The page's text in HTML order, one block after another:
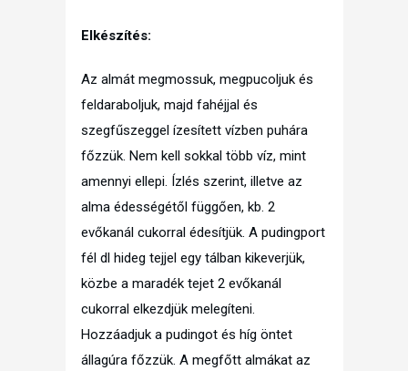
Elkészítés:
Az almát megmossuk, megpucoljuk és
feldaraboljuk, majd fahéjjal és
szegfűszeggel ízesített vízben puhára
főzzük. Nem kell sokkal több víz, mint
amennyi ellepi. Ízlés szerint, illetve az
alma édességétől függően, kb. 2
evőkanál cukorral édesítjük. A pudingport
fél dl hideg tejjel egy tálban kikeverjük,
közbe a maradék tejet 2 evőkanál
cukorral elkezdjük melegíteni.
Hozzáadjuk a pudingot és híg öntet
állagúra főzzük. A megfőtt almákat az